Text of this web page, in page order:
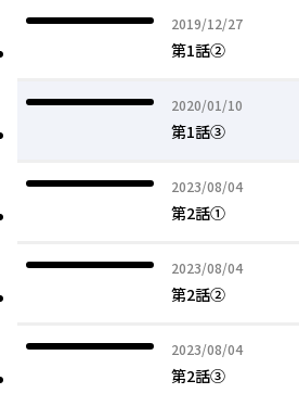
2019/12/27
2019年12月27日
第1話②
2020/01/10
2020年01月10日
第1話③
2023/08/04
2023年08月04日
第2話①
2023/08/04
2023年08月04日
第2話②
2023/08/04
2023年08月04日
第2話③